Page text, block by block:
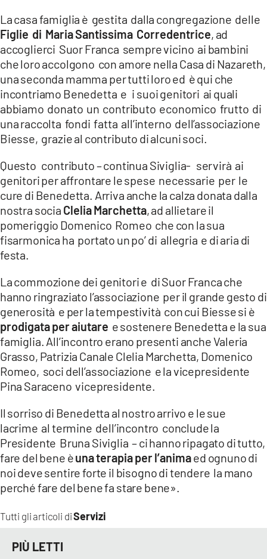
CATANZAROCHANNEL.IT
LACAPITALENEWS.IT
App
ANDROID
APPLE
Tutti gli articoli diServizi
La casa famiglia è gestita dalla congregazione delle
Figlie di Maria Santissima Corredentrice, ad
accoglierci Suor Franca sempre vicino ai bambini
che loro accolgono con amore nella Casa di Nazareth,
una seconda mamma per tutti loro ed è qui che
incontriamo Benedetta e i suoi genitori ai quali
abbiamo donato un contributo economico frutto di
una raccolta fondi fatta all’interno dell’associazione
Biesse, grazie al contributo di alcuni soci.
Questo contributo – continua Siviglia- servirà ai
genitori per affrontare le spese necessarie per le
cure di Benedetta. Arriva anche la calza donata dalla
nostra socia Clelia Marchetta, ad allietare il
pomeriggio Domenico Romeo che con la sua
fisarmonica ha portato un po’ di allegria e di aria di
festa.
La commozione dei genitori e di Suor Franca che
hanno ringraziato l’associazione per il grande gesto di
generosità e per la tempestività con cui Biesse si è
prodigata per aiutare e sostenere Benedetta e la sua
famiglia. All’incontro erano presenti anche Valeria
Grasso, Patrizia Canale Clelia Marchetta, Domenico
Romeo, soci dell’associazione e la vicepresidente
Pina Saraceno vicepresidente.
Il sorriso di Benedetta al nostro arrivo e le sue
lacrime al termine dell’incontro conclude la
Presidente Bruna Siviglia – ci hanno ripagato di tutto,
fare del bene èuna terapia per l’animaed ognuno di
noi deve sentire forte il bisogno di tendere la mano
perché fare del bene fa stare bene».
PIÙ LETTI